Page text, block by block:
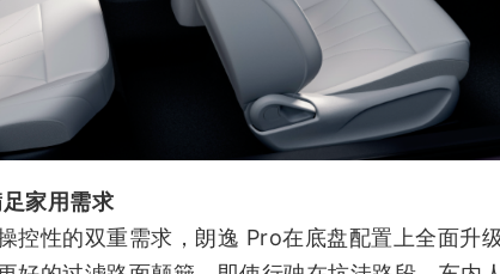
家用需求
控性的双重需求，朗逸 Pro在底盘配置上全面升